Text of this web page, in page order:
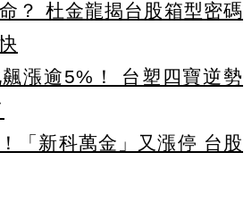
？ 杜金龍揭台股箱型密碼
漲逾5%！ 台塑四寶逆勢
「新科萬金」又漲停 台股